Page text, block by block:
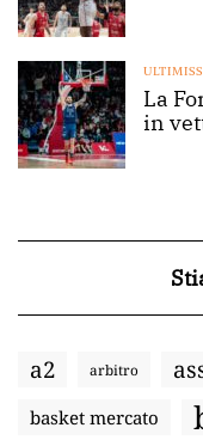
La
in
a2 arbitro
basket mercato